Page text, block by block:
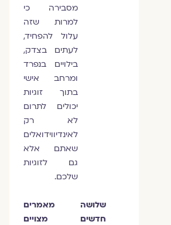
מסבירה כי
למרות שזה
עלול להפחיד,
לעתים בצדק,
בילויים בנפרד
ומרחב אישי
בתוך זוגיות
יכולים לתרום
לא רק
לאינדיווידואלים
שאתם אלא
גם לזוגיות
שלכם.
שלושה מאמרים
חדשים מצויים